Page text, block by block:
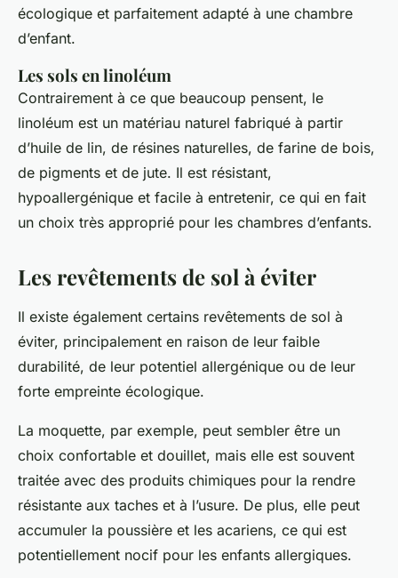
écologique et parfaitement adapté à une chambre
d’enfant.
Les sols en linoléum
Contrairement à ce que beaucoup pensent, le
linoléum est un matériau naturel fabriqué à partir
d’huile de lin, de résines naturelles, de farine de bois,
de pigments et de jute. Il est résistant,
hypoallergénique et facile à entretenir, ce qui en fait
un choix très approprié pour les chambres d’enfants.
Les revêtements de sol à éviter
Il existe également certains revêtements de sol à
éviter, principalement en raison de leur faible
durabilité, de leur potentiel allergénique ou de leur
forte empreinte écologique.
La moquette, par exemple, peut sembler être un
choix confortable et douillet, mais elle est souvent
traitée avec des produits chimiques pour la rendre
résistante aux taches et à l’usure. De plus, elle peut
accumuler la poussière et les acariens, ce qui est
potentiellement nocif pour les enfants allergiques.